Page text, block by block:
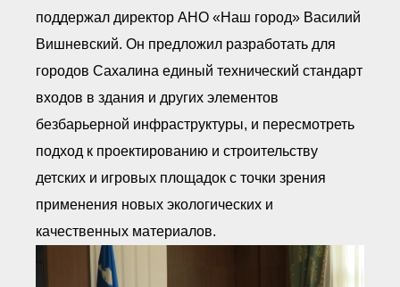
поддержал директор АНО «Наш город» Василий
Вишневский. Он предложил разработать для
городов Сахалина единый технический стандарт
входов в здания и других элементов
безбарьерной инфраструктуры, и пересмотреть
подход к проектированию и строительству
детских и игровых площадок с точки зрения
применения новых экологических и
качественных материалов.